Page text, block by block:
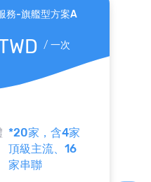
務-旗艦型方案A
/ 一次
*20家，含4家
頂級主流、16
家串聯